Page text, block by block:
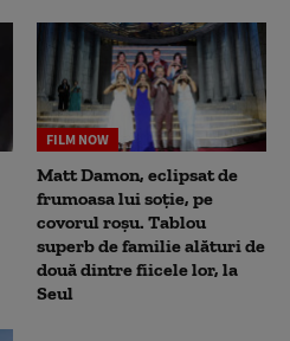
FILM NOW
Matt Damon, eclipsat de
frumoasa lui soție, pe
covorul roșu. Tablou
superb de familie alături de
două dintre fiicele lor, la
Seul